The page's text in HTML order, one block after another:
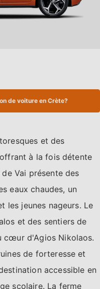
de voiture en Crète?
et des
à la fois détente
Vai présente des
eaux chaudes, un
les jeunes nageurs. Le
et des sentiers de
cœur d'Agios Nikolaos.
de forteresse et
accessible en
scolaire. La ferme